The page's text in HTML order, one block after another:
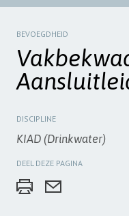
BEVOEGDHEID
DISCIPLINE
KIAD (Drinkwater)
DEEL DEZE PAGINA